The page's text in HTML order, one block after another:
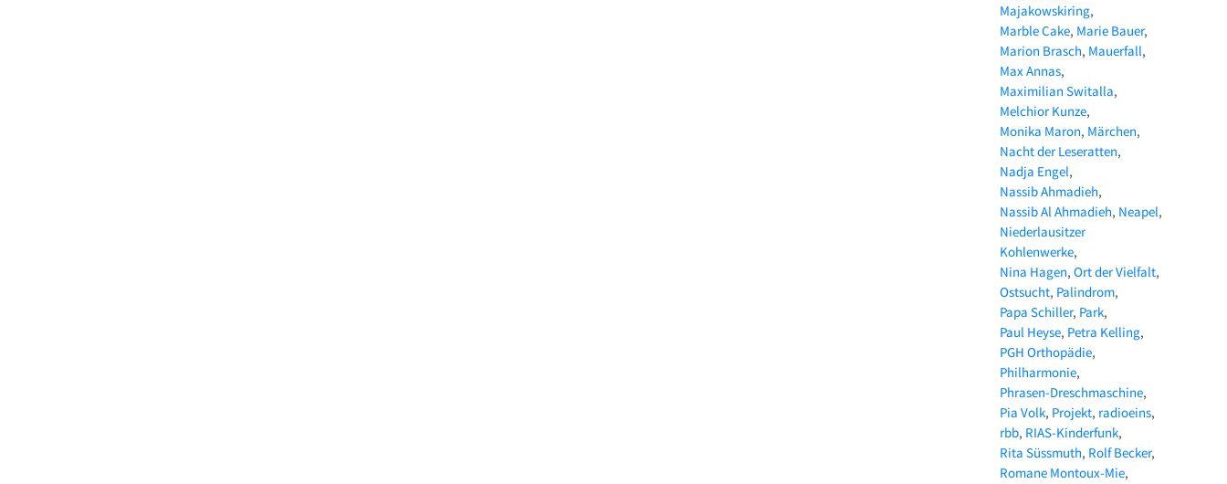
Majakowskiring
Marble Cake Marie Bauer
Marion Brasch Mauerfall
Max Annas
Maximilian Switalla
Melchior Kunze
Monika Maron Märchen
Nacht der Leseratten
Nadja Engel
Nassib Ahmadieh
Nassib Al Ahmadieh Neapel
Niederlausitzer
Kohlenwerke
Nina Hagen Ort der Vielfalt
Ostsucht Palindrom
Papa Schiller Park
Paul Heyse Petra Kelling
PGH Orthopädie
Philharmonie
Phrasen-Dreschmaschine
Pia Volk Projekt radioeins
rbb RIAS-Kinderfunk
Rita Süssmuth Rolf Becker
Romane Montoux-Mie